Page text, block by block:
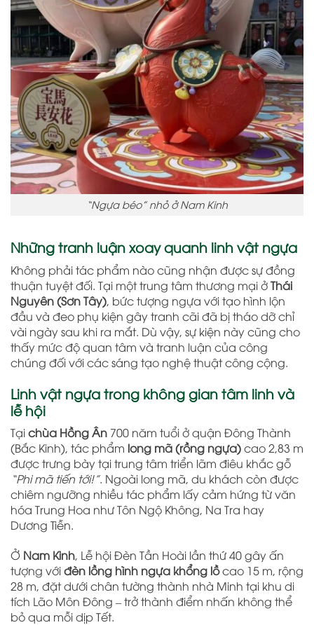
“Ngựa béo” nhỏ ở Nam Kinh
Những tranh luận xoay quanh linh vật ngựa
Không phải tác phẩm nào cũng nhận được sự đồng
thuận tuyệt đối. Tại một trung tâm thương mại ởThái
Nguyên (Sơn Tây), bức tượng ngựa với tạo hình lộn
đầu và đeo phụ kiện gây tranh cãi đã bị tháo dỡ chỉ
vài ngày sau khi ra mắt. Dù vậy, sự kiện này cũng cho
thấy mức độ quan tâm và tranh luận của công
chúng đối với các sáng tạo nghệ thuật công cộng.
Linh vật ngựa trong không gian tâm linh và
lễ hội
Tạichùa Hồng Ân 700 năm tuổi ở quận Đông Thành
(Bắc Kinh), tác phẩm long mã (rồng ngựa)cao 2,83 m
được trưng bày tại trung tâm triển lãm điêu khắc gỗ
“Phi mã tiến tới!”. Ngoài long mã, du khách còn được
chiêm ngưỡng nhiều tác phẩm lấy cảm hứng từ văn
hóa Trung Hoa như Tôn Ngộ Không, Na Tra hay
Dương Tiễn.
Ở Nam Kinh, Lễ hội Đèn Tần Hoài lần thứ 40 gây ấn
tượng vớiđèn lồng hình ngựa khổng lồcao 15 m, rộng
28 m, đặt dưới chân tường thành nhà Minh tại khu di
tích Lão Môn Đông – trở thành điểm nhấn không thể
bỏ qua mỗi dịp Tết.